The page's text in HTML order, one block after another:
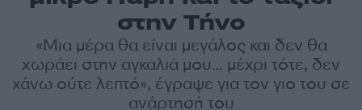
στην Τήνο
«Μια μέρα θα είναι μεγάλος και δεν θα
χωράει στην αγκαλιά μου… μέχρι τότε, δεν
χάνω ούτε λεπτό», έγραψε για τον γιο του σε
ανάρτησή του